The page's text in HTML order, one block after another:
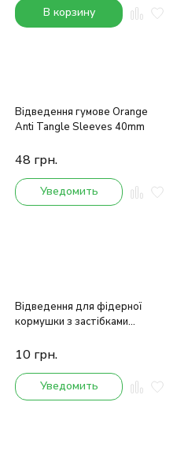
В корзину
Відведення гумове Orange
Anti Tangle Sleeves 40mm
48 грн.
Уведомить
Відведення для фідерної
кормушки з застібками
10 грн.
Уведомить